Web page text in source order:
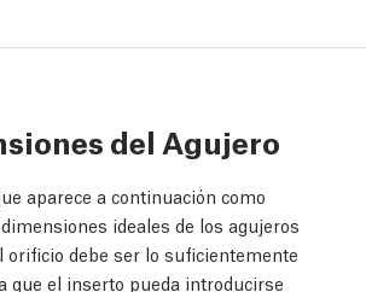
del Agujero
aparece a continuación como
ideales de los agujeros
orificio debe ser lo suficientemente
que el inserto pueda introducirse